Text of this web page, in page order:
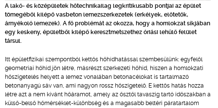
A lakó- és középületek hőtechnikailag legkritikusabb pontjai az épület
tömegéből kilépő vasbeton lemezszerkezetek (erkélyek, előtetők,
árnyékoló lemezek). A fő problémát az okozza, hogy a homlokzat síkjában
egy keskeny, épületből kilépő keresztmetszethez óriási lehűlő felület
társul.
Itt épületfizikai szempontból kettős hőhídhatással szembesülünk: egyfelől
geometriai hőhíd jön létre, másrészt szerkezeti hőhíd, hiszen a homlokzati
hőszigetelés helyett a lemez vonalában betonacélokat is tartalmazó
betonanyagú sáv van, ami nagyon rossz hőszigetelő. E kettős hatás hozza
létre azt a nem kívánt hőáramot, amely az ősztől tavaszig tartó időszakban a
külső-belső hőmérséklet-különbség és a magasabb beltéri páratartalom